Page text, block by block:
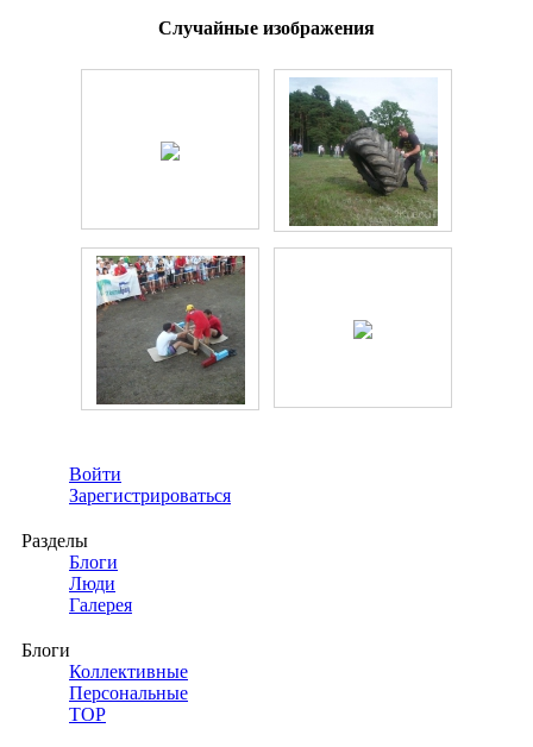
Случайные изображения
Войти
Зарегистрироваться
Разделы
Блоги
Люди
Галерея
Блоги
Коллективные
Персональные
TOP